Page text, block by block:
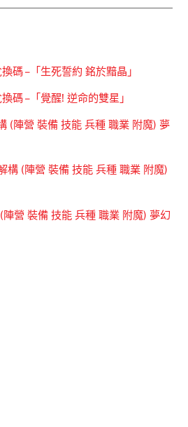
碼 –「生死誓約 銘於黯晶」
碼 –「覺醒! 逆命的雙星」
(陣營 裝備 技能 兵種 職業 附魔) 夢
構 (陣營 裝備 技能 兵種 職業 附魔)
營 裝備 技能 兵種 職業 附魔) 夢幻